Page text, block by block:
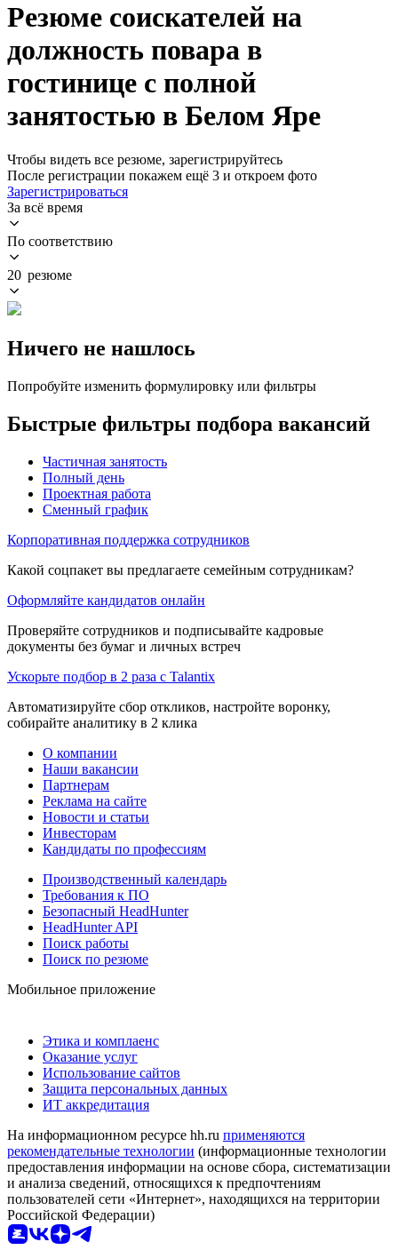
Резюме соискателей на
должность повара в
гостинице с полной
занятостью в Белом Яре
Чтобы видеть все резюме, зарегистрируйтесь
После регистрации покажем ещё 3 и откроем фото
Зарегистрироваться
За всё время
По соответствию
20 резюме
Ничего не нашлось
Попробуйте изменить формулировку или фильтры
Быстрые фильтры подбора вакансий
Частичная занятость
Полный день
Проектная работа
Сменный график
Корпоративная поддержка сотрудников
Какой соцпакет вы предлагаете семейным сотрудникам?
Оформляйте кандидатов онлайн
Проверяйте сотрудников и подписывайте кадровые
документы без бумаг и личных встреч
Ускорьте подбор в 2 раза с Talantix
Автоматизируйте сбор откликов, настройте воронку,
собирайте аналитику в 2 клика
О компании
Наши вакансии
Партнерам
Реклама на сайте
Новости и статьи
Инвесторам
Кандидаты по профессиям
Производственный календарь
Требования к ПО
Безопасный HeadHunter
HeadHunter API
Поиск работы
Поиск по резюме
Мобильное приложение
Этика и комплаенс
Оказание услуг
Использование сайтов
Защита персональных данных
ИТ аккредитация
На информационном ресурсе hh.ru применяются
рекомендательные технологии (информационные технологии
предоставления информации на основе сбора, систематизации
и анализа сведений, относящихся к предпочтениям
пользователей сети «Интернет», находящихся на территории
Российской Федерации)